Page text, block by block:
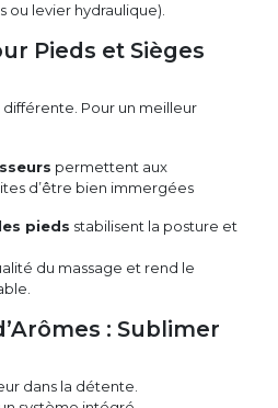
levier hydraulique).
Pieds et Sièges
Pour un meilleur
permettent aux
d’être bien immergées
pieds stabilisent la posture et
du massage et rend le
: Sublimer
dans la détente.